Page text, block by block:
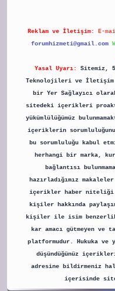
Reklam ve İletişim: E-
forumhizmeti@gmail.com
Yasal Uyarı:
Sitemiz,
Teknolojileri ve İletişim
bir Yer Sağlayıcı
sitedeki içerikleri
yükümlülüğümüz
içeriklerin
bu sorumluluğu kabul
herhangi bir marka,
bağlantısı
hazırladığımız
içerikler haber niteliği
kişiler hakkında
kişiler ile isim
kar amacı gütmeyen ve
platformudur. Hukuka ve
düşündüğünüz
adresine bildirmeniz
içerisinde